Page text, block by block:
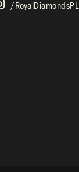
/royalDiamondsPL